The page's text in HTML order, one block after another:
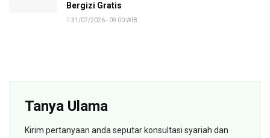
Bergizi Gratis
31/07/2026 - 09:00 WIB
Tanya Ulama
Kirim pertanyaan anda seputar konsultasi syariah dan